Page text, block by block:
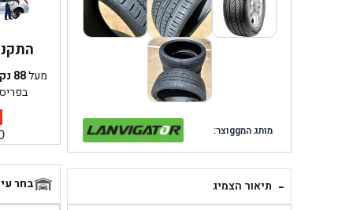
מותג המggוצר:
- תיאור הצמיג
מעל88
בחר